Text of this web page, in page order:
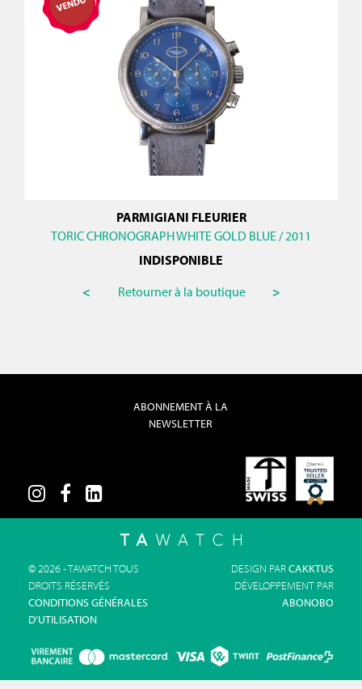
PARMIGIANI FLEURIER
TORIC CHRONOGRAPH WHITE GOLD BLUE / 2011
INDISPONIBLE
<
Retourner à la boutique >
ABONNEMENT À LA
NEWSLETTER
© 2026 - TAWATCH TOUS
DROITS RÉSERVÉS
CONDITIONS GÉNÉRALES
D'UTILISATION
DESIGN PARCAKKTUS
DÉVELOPPEMENT PAR
ABONOBO